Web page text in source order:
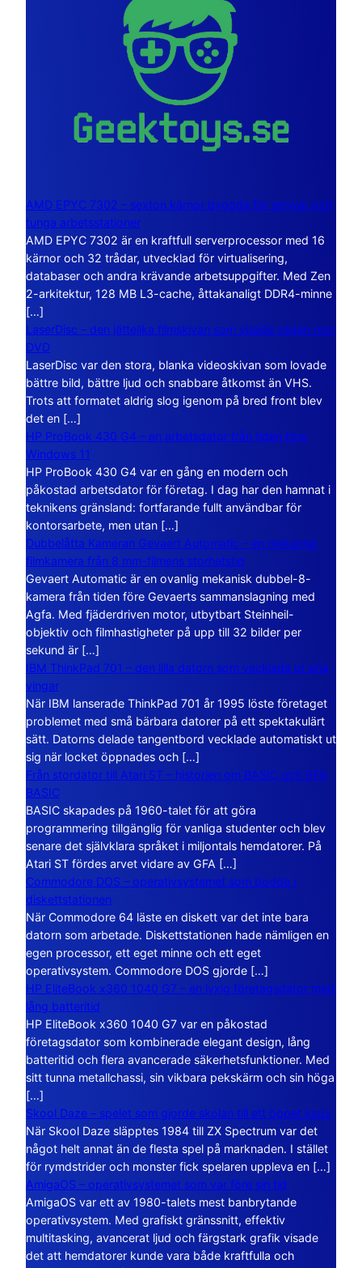
AMD EPYC 7302 – sexton kärnor byggda för servrar och
tunga arbetsstationer
AMD EPYC 7302 är en kraftfull serverprocessor med 16
kärnor och 32 trådar, utvecklad för virtualisering,
databaser och andra krävande arbetsuppgifter. Med Zen
2-arkitektur, 128 MB L3-cache, åttakanaligt DDR4-minne
[…]
LaserDisc – den jättelika filmskivan som visade vägen mot
DVD
LaserDisc var den stora, blanka videoskivan som lovade
bättre bild, bättre ljud och snabbare åtkomst än VHS.
Trots att formatet aldrig slog igenom på bred front blev
det en […]
HP ProBook 430 G4 – en arbetsdator från tiden före
Windows 11
HP ProBook 430 G4 var en gång en modern och
påkostad arbetsdator för företag. I dag har den hamnat i
teknikens gränsland: fortfarande fullt användbar för
kontorsarbete, men utan […]
Dubbelåtta Kameran Gevaert Automatic – en mekanisk
filmkamera från 8 mm-filmens storhetstid
Gevaert Automatic är en ovanlig mekanisk dubbel-8-
kamera från tiden före Gevaerts sammanslagning med
Agfa. Med fjäderdriven motor, utbytbart Steinheil-
objektiv och filmhastigheter på upp till 32 bilder per
sekund är […]
IBM ThinkPad 701 – den lilla datorn som vecklade ut sina
vingar
När IBM lanserade ThinkPad 701 år 1995 löste företaget
problemet med små bärbara datorer på ett spektakulärt
sätt. Datorns delade tangentbord vecklade automatiskt ut
sig när locket öppnades och […]
Från stordator till Atari ST – historien om BASIC och GFA
BASIC
BASIC skapades på 1960-talet för att göra
programmering tillgänglig för vanliga studenter och blev
senare det självklara språket i miljontals hemdatorer. På
Atari ST fördes arvet vidare av GFA […]
Commodore DOS – operativsystemet som bodde i
diskettstationen
När Commodore 64 läste en diskett var det inte bara
datorn som arbetade. Diskettstationen hade nämligen en
egen processor, ett eget minne och ett eget
operativsystem. Commodore DOS gjorde […]
HP EliteBook x360 1040 G7 – en lyxig företagsdator med
lång batteritid
HP EliteBook x360 1040 G7 var en påkostad
företagsdator som kombinerade elegant design, lång
batteritid och flera avancerade säkerhetsfunktioner. Med
sitt tunna metallchassi, sin vikbara pekskärm och sin höga
[…]
Skool Daze – spelet som gjorde skolan till ett öppet kaos
När Skool Daze släpptes 1984 till ZX Spectrum var det
något helt annat än de flesta spel på marknaden. I stället
för rymdstrider och monster fick spelaren uppleva en […]
AmigaOS – operativsystemet som var före sin tid
AmigaOS var ett av 1980-talets mest banbrytande
operativsystem. Med grafiskt gränssnitt, effektiv
multitasking, avancerat ljud och färgstark grafik visade
det att hemdatorer kunde vara både kraftfulla och